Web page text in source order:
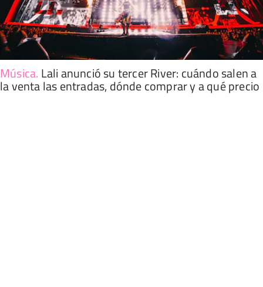
Música. Lali anunció su tercer River: cuándo salen a
la venta las entradas, dónde comprar y a qué precio